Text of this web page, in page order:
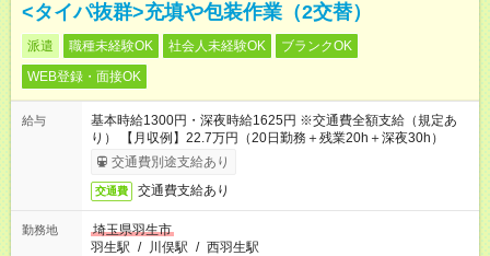
<タイパ抜群>充填や包装作業（2交替）
派遣 職種未経験OK 社会人未経験OK
ブランクOK
WEB登録・面接OK
給与
基本時給1300円・深夜時給1625円 ※交通費全額支給（規定あ
り） 【月収例】22.7万円（20日勤務＋残業20h＋深夜30h）
交通費別途支給あり
交通費 交通費支給あり
勤務地
埼玉県羽生市
羽生駅 / 川俣駅 / 西羽生駅